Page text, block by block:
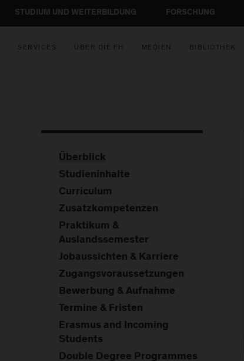
STUDIUM UND WEITERBILDUNG FORSCHUNG
SERVICES ÜBER DIE FH MEDIEN BIBLIOTHEK
Überblick
Studieninhalte
Curriculum
Zusatzkompetenzen
Praktikum &
Auslandssemester
Jobaussichten & Karriere
Zugangsvoraussetzungen
Bewerbung & Aufnahme
Termine & Fristen
Erasmus and Incoming
Students
Double Degree Programmes